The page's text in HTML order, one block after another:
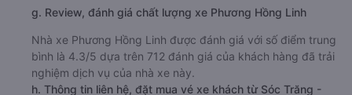
g. Review, đánh giá chất lượng xe Phương Hồng Linh
Nhà xe Phương Hồng Linh được đánh giá với số điểm trung
bình là 4.3/5 dựa trên 712 đánh giá của khách hàng đã trải
nghiệm dịch vụ của nhà xe này.
h. Thông tin liên hệ, đặt mua vé xe khách từ Sóc Trăng -